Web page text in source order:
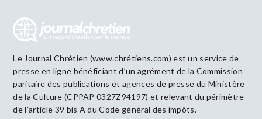
Le Journal Chrétien (www.chrétiens.com) est un service de
presse en ligne bénéficiant d’un agrément de la Commission
paritaire des publications et agences de presse du Ministère
de la Culture (CPPAP 0327Z94197) et relevant du périmètre
de l’article 39 bis A du Code général des impôts.